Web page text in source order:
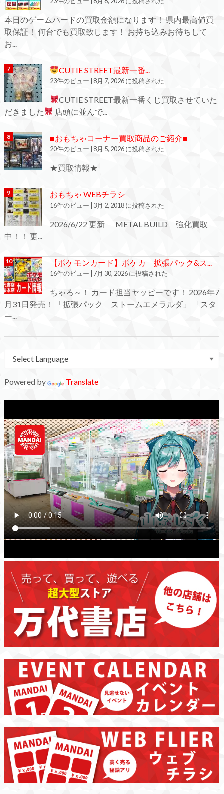
本日のゲームハードの買取金額になります！ 県内最高値買
取保証！ 何台でも買取致します！ お持ち込みお待ちして
お...
CUTIE STREET最新一番...
23件のビュー | 8月 7, 2026 に投稿された
CUTIE STREET最新一番くじ買取させていた
だきました
店頭に並んで...
■おもちゃコーナー買取商品のご紹介■
20件のビュー |8月 5, 2026 に投稿された
★買取情報★
おもちゃ WEBチラシ
16件のビュー | 3月 2, 2018 に投稿された
2026/6/22 更新 METAL BUILD 強化買取
中！！ 更...
【ポケモンカード】ポケカ 拡張パック&ス...
16件のビュー | 7月 30, 2026 に投稿された
ちゃろ～！ カード担当ヤッピーです！ 2026年7
月31日発売！ 「拡張パック ストームエメラルダ」 「スタ
ー...
Powered by Translate